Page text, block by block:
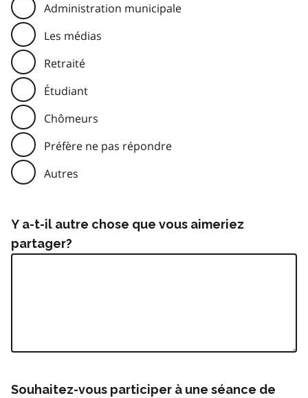
Administration municipale
Les médias
Retraité
Étudiant
Chômeurs
Préfère ne pas répondre
Autres
Y a-t-il autre chose que vous aimeriez
partager?
Souhaitez-vous participer à une séance de